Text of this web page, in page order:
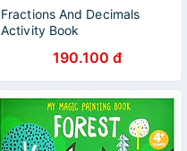
Fractions And Decimals
Activity Book
190.100 đ